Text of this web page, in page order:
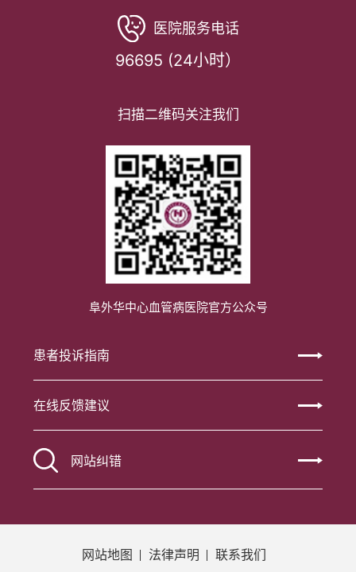
医院服务电话
96695 (24小时）
扫描二维码关注我们
阜外华中心血管病医院官方公众号
患者投诉指南
在线反馈建议
网站纠错
网站地图 法律声明 联系我们